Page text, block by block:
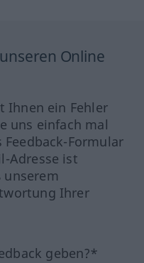
Online
Ihnen ein Fehler
uns einfach mal
Formular
Adresse ist
Ihrer
geben?*